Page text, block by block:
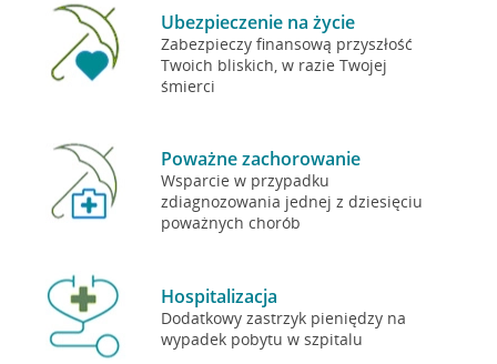
Ubezpieczenie na życie
Zabezpieczy finansową przyszłość
Twoich bliskich, w razie Twojej
śmierci
Poważne zachorowanie
Wsparcie w przypadku
zdiagnozowania jednej z dziesięciu
poważnych chorób
Hospitalizacja
Dodatkowy zastrzyk pieniędzy na
wypadek pobytu w szpitalu